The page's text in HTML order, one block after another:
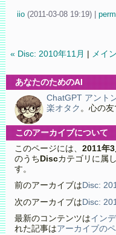
iio (2011-03-08 19:19)
« Disc: 2010年11月 メイ
あなたのためのAI
ChatGPT アント
楽オタク 。心の友
このアーカイブについて
このページには、 2011年3
のうち Discカテゴリに属
す。
前のアーカイブは Disc:
次のアーカイブはDisc:
最新のコンテンツはイン
れた記事はアーカイブの